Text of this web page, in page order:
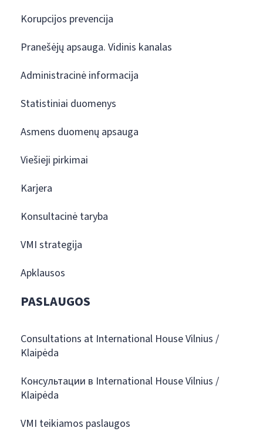
Korupcijos prevencija
Pranešėjų apsauga. Vidinis kanalas
Administracinė informacija
Statistiniai duomenys
Asmens duomenų apsauga
Viešieji pirkimai
Karjera
Konsultacinė taryba
VMI strategija
Apklausos
PASLAUGOS
Consultations at International House Vilnius /
Klaipėda
Консультации в International House Vilnius /
Klaipėda
VMI teikiamos paslaugos